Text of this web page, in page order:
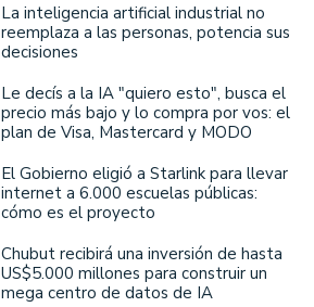
La inteligencia artificial industrial no
reemplaza a las personas, potencia sus
decisiones
Le decís a la IA "quiero esto", busca el
precio más bajo y lo compra por vos: el
plan de Visa, Mastercard y MODO
El Gobierno eligió a Starlink para llevar
internet a 6.000 escuelas públicas:
cómo es el proyecto
Chubut recibirá una inversión de hasta
US$5.000 millones para construir un
mega centro de datos de IA